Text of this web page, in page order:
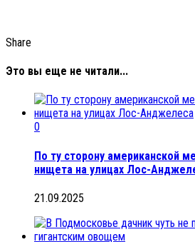
Share
Это вы еще не читали...
0
По ту сторону американской
нищета на улицах Лос-
21.09.2025